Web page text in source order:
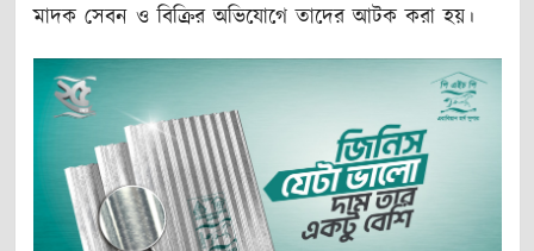
মাদক সেবন ও বিক্রির অভিযোগে তাদের আটক করা হয়।